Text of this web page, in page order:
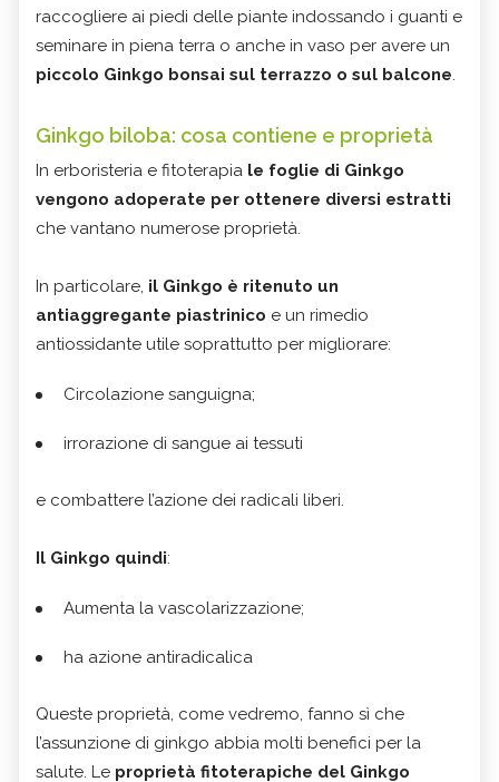
raccogliere ai piedi delle piante indossando i guanti e
seminare in piena terra o anche in vaso per avere un
piccolo Ginkgo bonsai sul terrazzo o sul balcone.
Ginkgo biloba: cosa contiene e proprietà
In erboristeria e fitoterapia le foglie di Ginkgo
vengono adoperate per ottenere diversi estratti
che vantano numerose proprietà.
In particolare, il Ginkgo è ritenuto un
antiaggregante piastrinico e un rimedio
antiossidante utile soprattutto per migliorare:
Circolazione sanguigna;
irrorazione di sangue ai tessuti
e combattere l’azione dei radicali liberi.
Il Ginkgo quindi:
Aumenta la vascolarizzazione;
ha azione antiradicalica
Queste proprietà, come vedremo, fanno sì che
l’assunzione di ginkgo abbia molti benefici per la
salute. Le proprietà fitoterapiche del Ginkgo